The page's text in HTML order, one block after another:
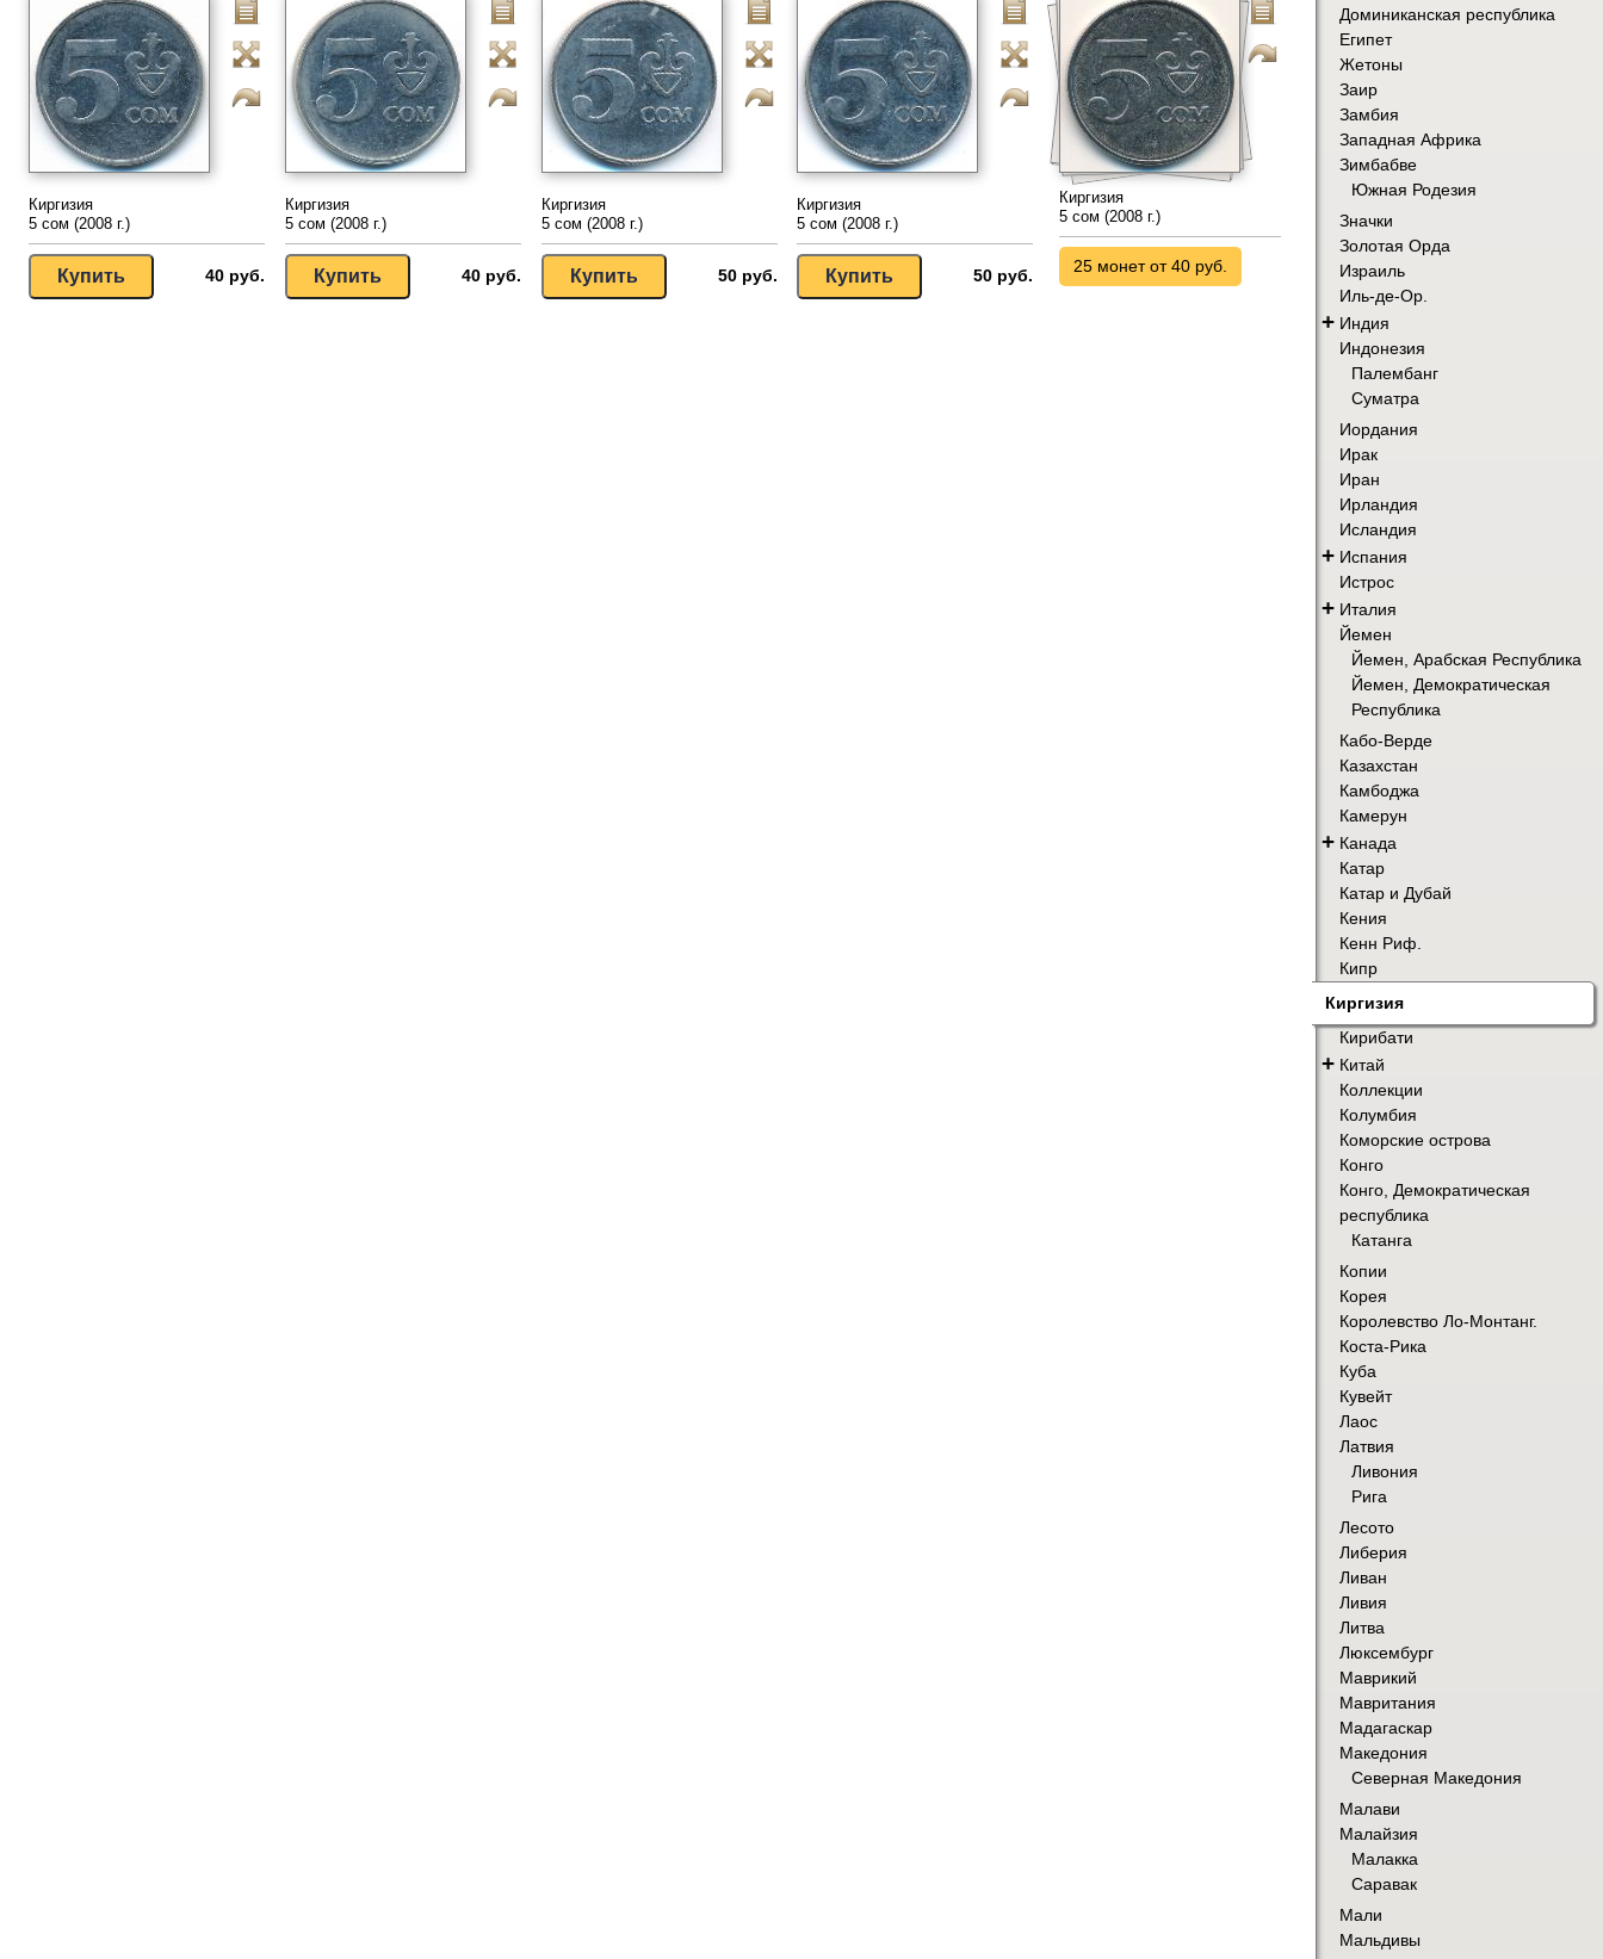
Киргизия
5 сом (2008 г.)
40 руб.
Киргизия
5 сом (2008 г.)
40 руб.
Киргизия
5 сом (2008 г.)
50 руб.
Киргизия
5 сом (2008 г.)
50 руб.
Киргизия
5 сом (2008 г.)
25 монет от 40 руб.
Доминиканская республика
Египет
Жетоны
Заир
Замбия
Западная Африка
Зимбабве
Южная Родезия
Значки
Золотая Орда
Израиль
Иль-де-Ор.
+ Индия
Индонезия
Палембанг
Суматра
Иордания
Ирак
Иран
Ирландия
Исландия
+ Испания
Истрос
+ Италия
Йемен
Йемен, Арабская Республика
Йемен, Демократическая
Республика
Кабо-Верде
Казахстан
Камбоджа
Камерун
+ Канада
Катар
Катар и Дубай
Кения
Кенн Риф.
Кипр
Киргизия
Кирибати
+ Китай
Коллекции
Колумбия
Коморские острова
Конго
Конго, Демократическая
республика
Катанга
Копии
Корея
Королевство Ло-Монтанг.
Коста-Рика
Куба
Кувейт
Лаос
Латвия
Ливония
Рига
Лесото
Либерия
Ливан
Ливия
Литва
Люксембург
Маврикий
Мавритания
Мадагаскар
Македония
Северная Македония
Малави
Малайзия
Малакка
Саравак
Мали
Мальдивы